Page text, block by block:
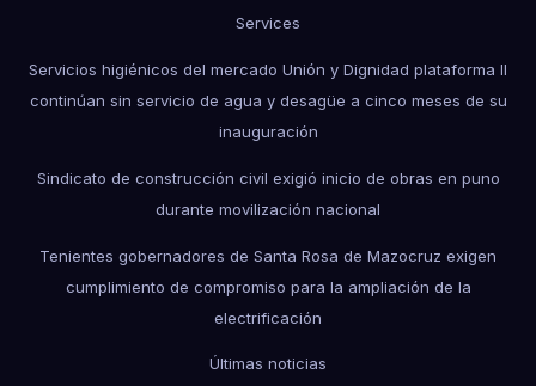
Services
Servicios higiénicos del mercado Unión y Dignidad plataforma II
continúan sin servicio de agua y desagüe a cinco meses de su
inauguración
Sindicato de construcción civil exigió inicio de obras en puno
durante movilización nacional
Tenientes gobernadores de Santa Rosa de Mazocruz exigen
cumplimiento de compromiso para la ampliación de la
electrificación
Últimas noticias